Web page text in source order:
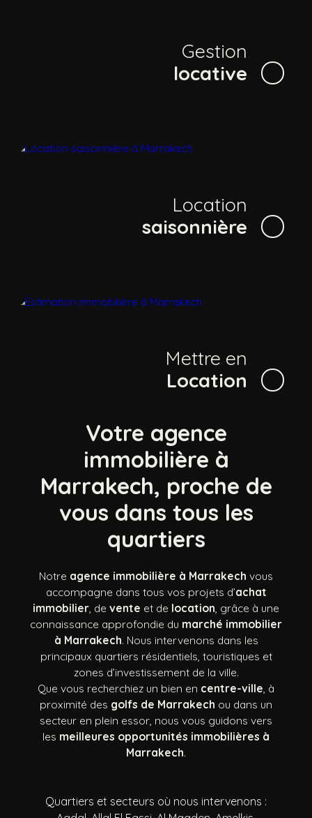
Gestion
locative
Location
saisonnière
Mettre en
Location
Votre agence
immobilière à
Marrakech, proche de
vous dans tous les
quartiers
Notre agence immobilière à Marrakech vous
accompagne dans tous vos projets d’achat
immobilier, de vente et de location, grâce à une
connaissance approfondie du marché immobilier
à Marrakech. Nous intervenons dans les
principaux quartiers résidentiels, touristiques et
zones d’investissement de la ville.
Que vous recherchiez un bien en centre-ville, à
proximité des golfs de Marrakech ou dans un
secteur en plein essor, nous vous guidons vers
les meilleures opportunités immobilières à
Marrakech.
Quartiers et secteurs où nous intervenons :